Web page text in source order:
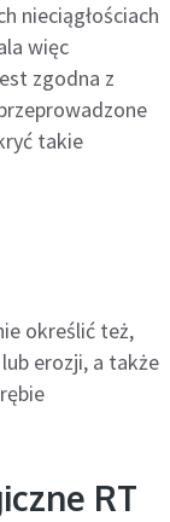
nieciągłościach
więc
zgodna z
takie
określić też,
erozji, a także
RT